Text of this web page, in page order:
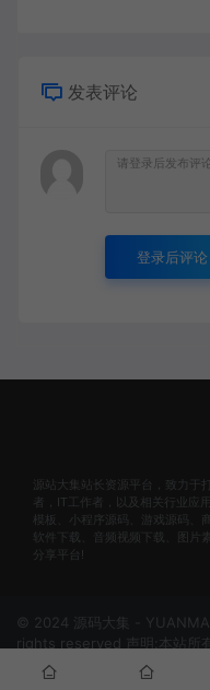
发表评论
登录后评论
源站大集站长资源平台，致力于
者，IT工作者，以及相关行业应
模板、小程序源码、游戏源码、
软件下载、音频视频下载、图片
分享平台!
© 2024 源码大集 -
rights reserved 声明:本站所
版权！非法使用者自行承担责
2024074297号-1